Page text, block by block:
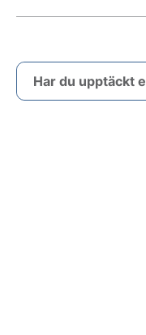
Har du upptäckt